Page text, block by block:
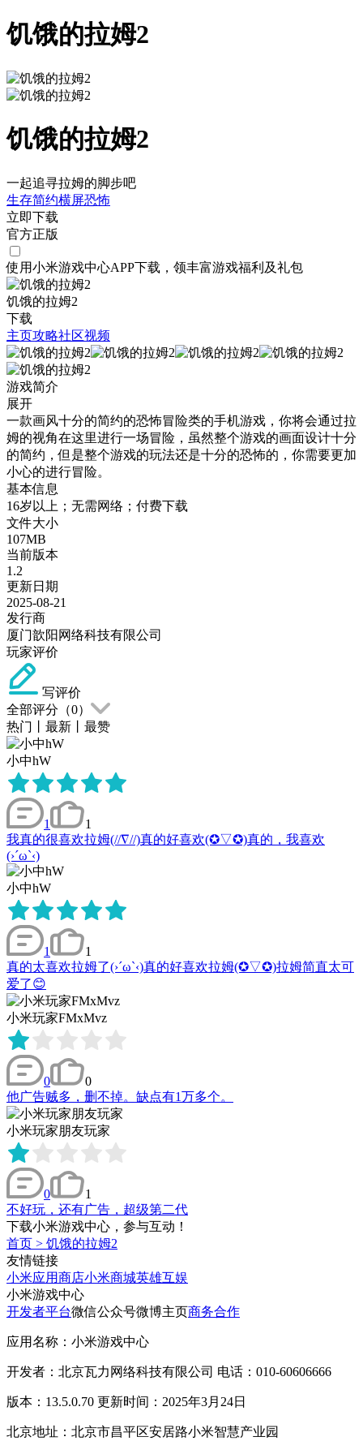
饥饿的拉姆2
饥饿的拉姆2
一起追寻拉姆的脚步吧
生存简约横屏恐怖
立即下载
官方正版
使用小米游戏中心APP下载 ，领丰富游戏福利 及礼包
饥饿的拉姆2
下载
主页攻略社区视频
游戏简介
展开
一款画风十分的简约的恐怖冒险类的手机游戏，你将会通过拉
姆的视角在这里进行一场冒险，虽然整个游戏的画面设计十分
的简约，但是整个游戏的玩法还是十分的恐怖的，你需要更加
小心的进行冒险。
基本信息
16岁以上；无需网络；付费下载
文件大小
107MB
当前版本
1.2
更新日期
2025-08-21
发行商
厦门歆阳网络科技有限公司
玩家评价
写评价
全部评分（0）
热门
最新 最赞
小中hW
1
1
我真的很喜欢拉姆(//∇//)真的好喜欢(✪▽✪)真的，我喜欢
(›´ω`‹)
小中hW
1
1
真的太喜欢拉姆了(›´ω`‹)真的好喜欢拉姆(✪▽✪)拉姆简直太可
爱了😊
小米玩家FMxMvz
0
0
他广告贼多，删不掉。缺点有1万多个。
小米玩家朋友玩家
0
1
不好玩，还有广告，超级第二代
下载小米游戏中心，参与互动！
首页 > 饥饿的拉姆2
友情链接
小米应用商店小米商城英雄互娱
小米游戏中心
开发者平台微信公众号微博主页商务合作
应用名称：小米游戏中心
开发者：北京瓦力网络科技有限公司 电话：010-60606666
版本：13.5.0.70 更新时间：2025年3月24日
北京地址：北京市昌平区安居路小米智慧产业园